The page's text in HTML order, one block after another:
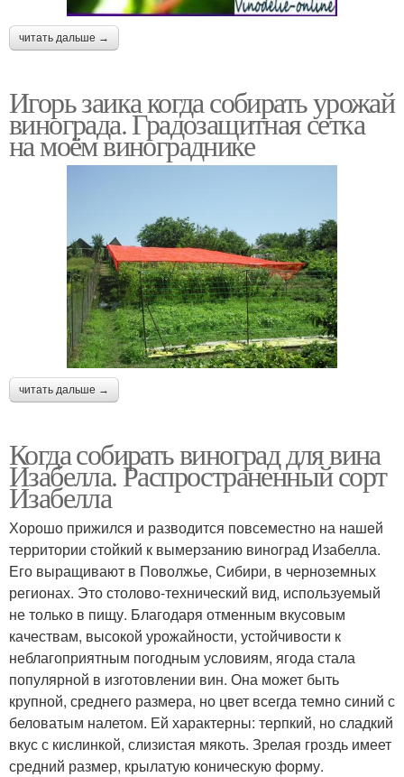
читать дальше →
Игорь заика когда собирать урожай
винограда. Градозащитная сетка
на моём винограднике
читать дальше →
Когда собирать виноград для вина
Изабелла. Распространенный сорт
Изабелла
Хорошо прижился и разводится повсеместно на нашей
территории стойкий к вымерзанию виноград Изабелла.
Его выращивают в Поволжье, Сибири, в черноземных
регионах. Это столово-технический вид, используемый
не только в пищу. Благодаря отменным вкусовым
качествам, высокой урожайности, устойчивости к
неблагоприятным погодным условиям, ягода стала
популярной в изготовлении вин. Она может быть
крупной, среднего размера, но цвет всегда темно синий с
беловатым налетом. Ей характерны: терпкий, но сладкий
вкус с кислинкой, слизистая мякоть. Зрелая гроздь имеет
средний размер, крылатую коническую форму.